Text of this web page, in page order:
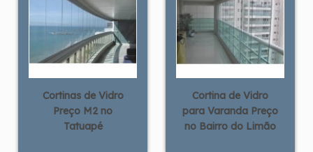
Cortinas de Vidro
Preço M2 no
Tatuapé
Cortina de Vidro
para Varanda Preço
no Bairro do Limão